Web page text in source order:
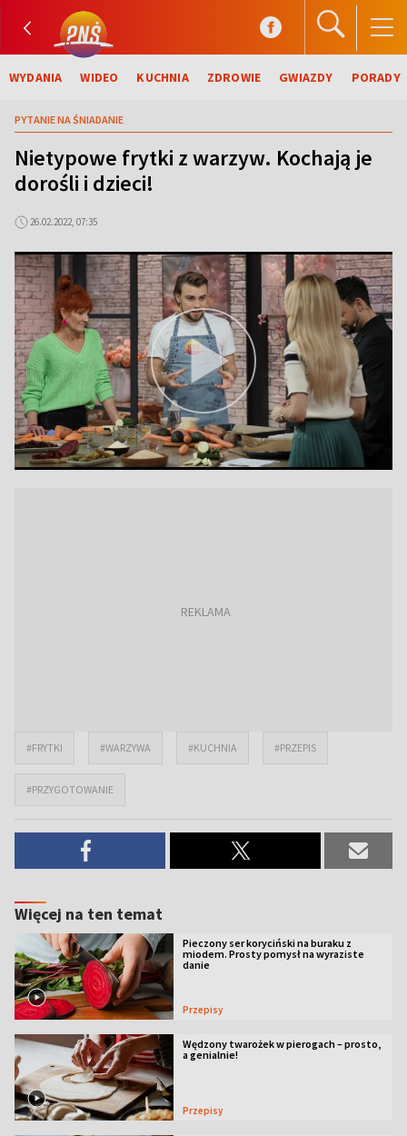
WYDANIA WIDEO KUCHNIA ZDROWIE GWIAZDY PORADY
PYTANIE NA ŚNIADANIE
Nietypowe frytki z warzyw. Kochają je
dorośli i dzieci!
26.02.2022, 07:35
#FRYTKI #WARZYWA #KUCHNIA #PRZEPIS
#PRZYGOTOWANIE
Więcej na ten temat
Pieczony ser koryciński na buraku z
miodem. Prosty pomysł na wyraziste
danie
Przepisy
Wędzony twarożek w pierogach – prosto,
a genialnie!
Przepisy